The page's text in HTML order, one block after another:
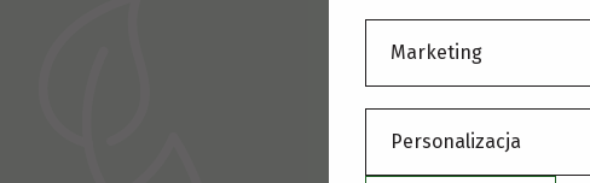
Marketing
Personalizacja